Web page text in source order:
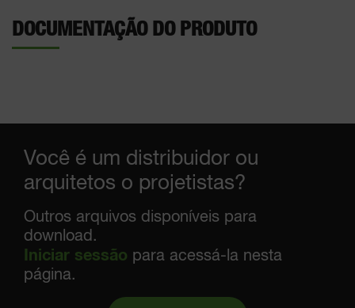
DOCUMENTAÇÃO DO PRODUTO
Você é um distribuidor ou
arquitetos o projetistas?
Outros arquivos disponíveis para
download.
Iniciar sessão para acessá-la nesta
página.